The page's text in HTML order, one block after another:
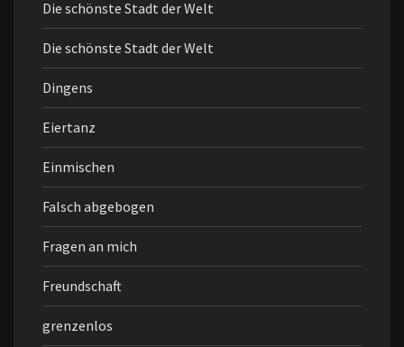
Die schönste Stadt der Welt
Die schönste Stadt der Welt
Dingens
Eiertanz
Einmischen
Falsch abgebogen
Fragen an mich
Freundschaft
grenzenlos